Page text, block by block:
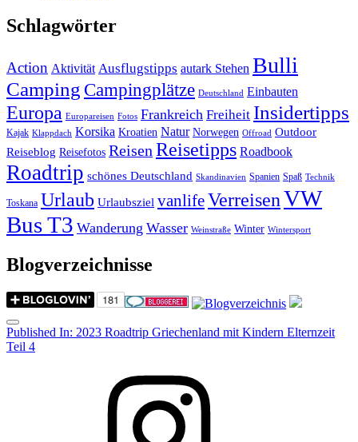
Schlagwörter
Action Aktivität Ausflugstipps autark Stehen Bulli
Camping Campingplätze Deutschland Einbauten
Europa Europareisen Fotos Frankreich Freiheit Insidertipps
Kajak Klappdach Korsika Kroatien Natur Norwegen Offroad Outdoor
Reiseblog Reisefotos ReisenReisetipps Roadbook
Roadtrip schönes Deutschland Skandinavien Spanien Spaß Technik
Toskana Urlaub Urlaubsziel vanlifeVerreisenVW
Bus T3 Wanderung Wasser Weinstraße Winter Wintersport
Blogverzeichnisse
Menu
Post
navigation
Published In: 2023 Roadtrip Griechenland mit Kindern Elternzeit
Teil 4